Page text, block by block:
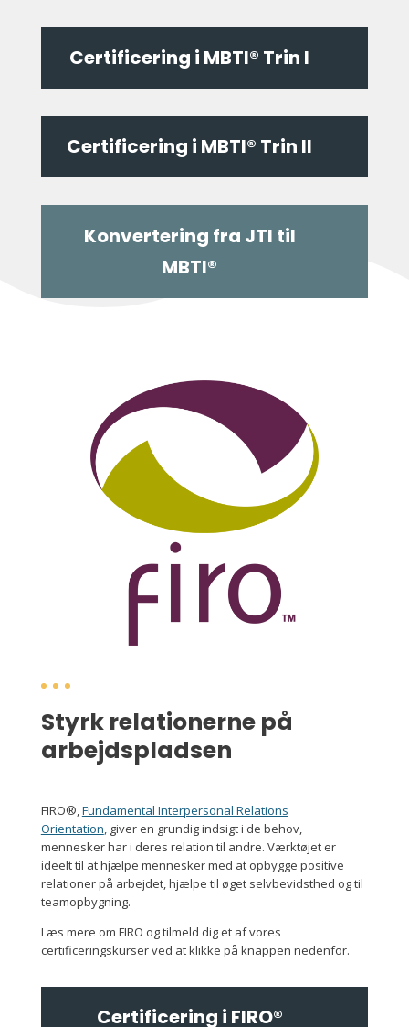
Certificering i MBTI® Trin I
Certificering i MBTI® Trin II
Konvertering fra JTI til
MBTI®
Styrk relationerne på
arbejdspladsen
FIRO®,Fundamental Interpersonal Relations
Orientation,giver en grundig indsigt i de behov,
mennesker har i deres relation til andre. Værktøjet er
ideelt til at hjælpe mennesker med at opbygge positive
relationer på arbejdet, hjælpe til øget selvbevidsthed og til
teamopbygning.
Læs mere om FIRO og tilmeld dig et af vores
certificeringskurser ved at klikke på knappen nedenfor.
Certificering i FIRO®